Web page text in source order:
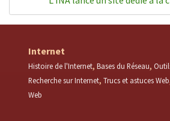
Internet
Histoire de l'Internet Bases du Réseau
Recherche sur Internet Trucs et astuces Web
Web